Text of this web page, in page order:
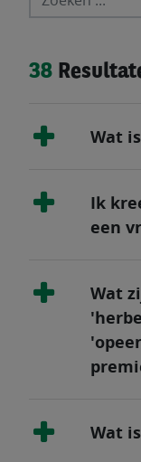
38
Wat is
Ik
een
Wat
Wat